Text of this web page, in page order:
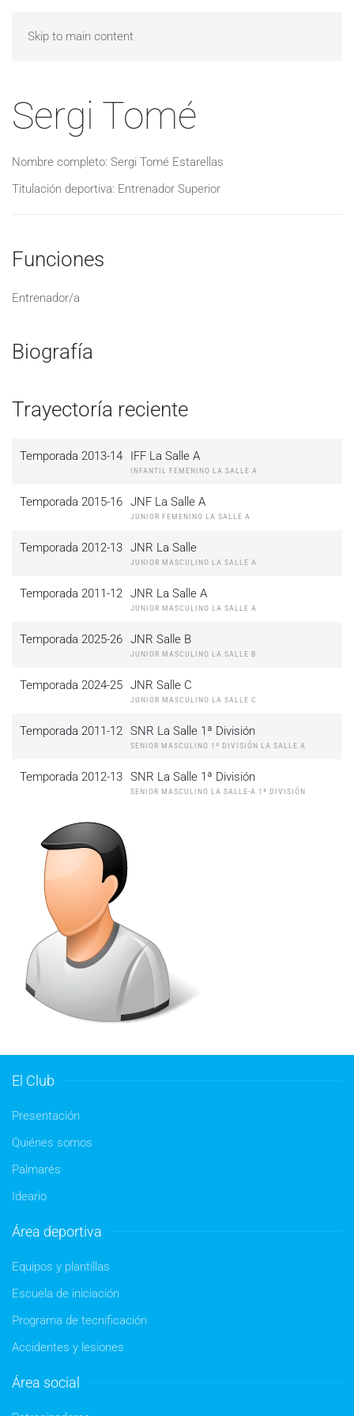
Skip to main content
Sergi Tomé
Nombre completo: Sergi Tomé Estarellas
Titulación deportiva: Entrenador Superior
Funciones
Entrenador/a
Biografía
Trayectoría reciente
Temporada 2013-14 IFF La Salle A
INFANTIL FEMENINO LA SALLE A
Temporada 2015-16 JNF La Salle A
JUNIOR FEMENINO LA SALLE A
Temporada 2012-13 JNR La Salle
JUNIOR MASCULINO LA SALLE A
Temporada 2011-12 JNR La Salle A
JUNIOR MASCULINO LA SALLE A
Temporada 2025-26 JNR Salle B
JUNIOR MASCULINO LA SALLE B
Temporada 2024-25 JNR Salle C
JUNIOR MASCULINO LA SALLE C
Temporada 2011-12 SNR La Salle 1ª División
SENIOR MASCULINO 1ª DIVISIÓN LA SALLE A
Temporada 2012-13 SNR La Salle 1ª División
SENIOR MASCULINO LA SALLE-A 1ª DIVISIÓN
El Club
Presentación
Quiénes somos
Palmarés
Ideario
Área deportiva
Equipos y plantillas
Escuela de iniciación
Programa de tecnificación
Accidentes y lesiones
Área social